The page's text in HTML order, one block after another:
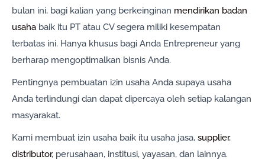
bulan ini, bagi kalian yang berkeinginan mendirikan badan
usaha baik itu PT atau CV segera miliki kesempatan
terbatas ini. Hanya khusus bagi Anda Entrepreneur yang
berharap mengoptimalkan bisnis Anda.
Pentingnya pembuatan izin usaha Anda supaya usaha
Anda terlindungi dan dapat dipercaya oleh setiap kalangan
masyarakat.
Kami membuat izin usaha baik itu usaha jasa, supplier,
distributor, perusahaan, institusi, yayasan, dan lainnya.